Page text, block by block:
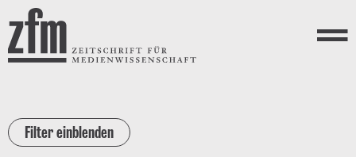
Direkt zum Inhalt
ZEITSCHRIFT FÜR
MEDIENWISSENSCHAFT
Menü
Filter einblenden